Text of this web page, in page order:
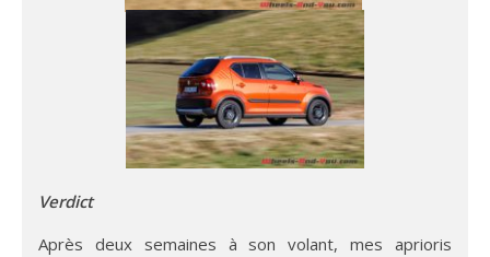
Verdict
Après deux semaines à son volant, mes aprioris